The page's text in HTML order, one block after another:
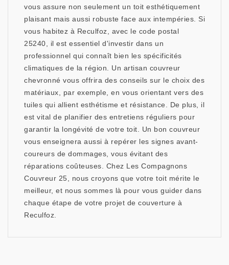
vous assure non seulement un toit esthétiquement
plaisant mais aussi robuste face aux intempéries. Si
vous habitez à Reculfoz, avec le code postal
25240, il est essentiel d'investir dans un
professionnel qui connaît bien les spécificités
climatiques de la région. Un artisan couvreur
chevronné vous offrira des conseils sur le choix des
matériaux, par exemple, en vous orientant vers des
tuiles qui allient esthétisme et résistance. De plus, il
est vital de planifier des entretiens réguliers pour
garantir la longévité de votre toit. Un bon couvreur
vous enseignera aussi à repérer les signes avant-
coureurs de dommages, vous évitant des
réparations coûteuses. Chez Les Compagnons
Couvreur 25, nous croyons que votre toit mérite le
meilleur, et nous sommes là pour vous guider dans
chaque étape de votre projet de couverture à
Reculfoz.